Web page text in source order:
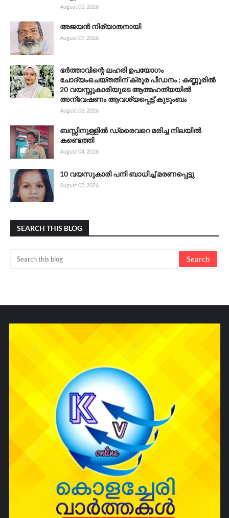
August 03, 2026
അജയൻ നിര്യാതനായി
August 07, 2026
ഭർത്താവിന്റെ ലഹരി ഉപയോഗം
ചോദ്യംചെയ്തതിന് ക്രൂര പീഡനം ; കണ്ണൂരിൽ
20 വയസ്സുകാരിയുടെ ആത്മഹത്യയിൽ
അന്വേഷണം ആവശ്യപ്പെട്ട് കുടുംബം
August 06, 2026
ബസ്സിനുള്ളിൽ ഡ്രൈവറെ മരിച്ച നിലയിൽ
കണ്ടെത്തി
August 04, 2026
10 വയസുകാരി പനി ബാധിച്ച് മരണപ്പെട്ടു
August 07, 2026
SEARCH THIS BLOG